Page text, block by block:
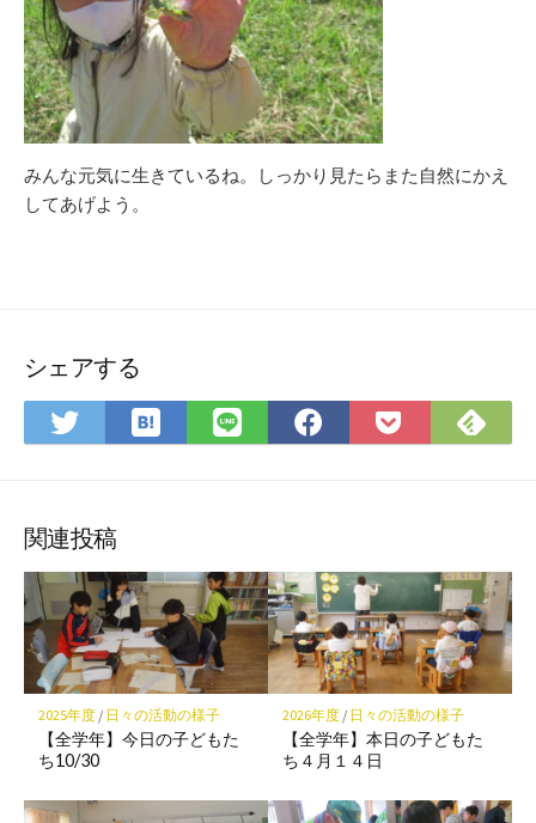
みんな元気に生きているね。しっかり見たらまた自然にかえ
してあげよう。
シェアする
Twitter
で
ア
は
て
ク
マ
ー
ク
に
保
存
LINE
で
Facebook
で
Pocket
に
で
関連投稿
2025年度/ 日々の活動の様子
【全学年】今日の子どもた
ち10/30
2026年度/ 日々の活動の様子
【全学年】本日の子どもた
ち４月１４日